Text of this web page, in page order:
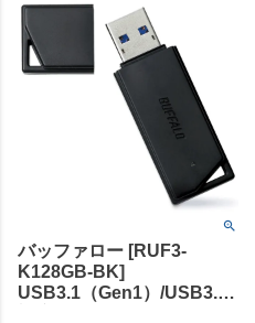
バッファロー [RUF3-
K128GB-BK]
USB3.1（Gen1）/USB3.0